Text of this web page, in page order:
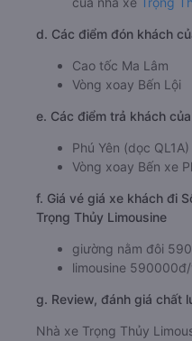
Giờ xuất phát ở
Giờ đến nơi ở Sông
của nhà xe Trọng
Vòng xoay Bến Lội
Phú Yên (dọc QL1A)
f. Giá vé giá xe khách đi
limousine 590000đ/